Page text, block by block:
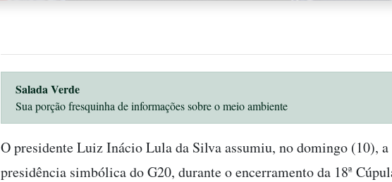
Salada Verde
Sua porção fresquinha de informações sobre o meio ambiente
O presidente Luiz Inácio Lula da Silva assumiu, no domingo (10), a
presidência simbólica do G20, durante o encerramento da 18ª